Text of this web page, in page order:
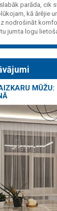
parāda, cik
kā ārējie
nodrošināt
jumta logu